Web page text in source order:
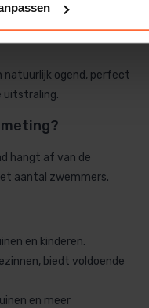
: steviger dan
voor langdurig
natuurlijk ogend, perfect
uitstraling.
hangt af van de
aantal zwemmers.
en kinderen.
biedt voldoende
en meer